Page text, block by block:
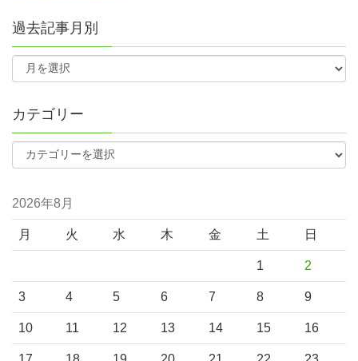
過去記事月別
カテゴリー
2026年8月
月 火 水 木 金 土 日
1 2
3 4 5 6 7 8 9
10 11 12 13 14 15 16